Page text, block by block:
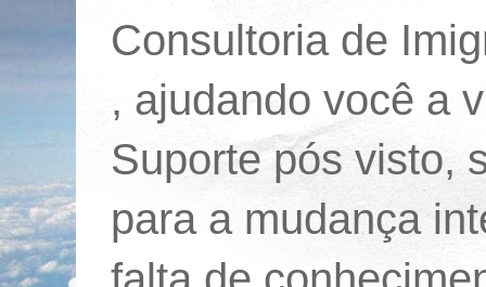
Consultoria de
, ajudando você a
Suporte pós visto,
para a mudança